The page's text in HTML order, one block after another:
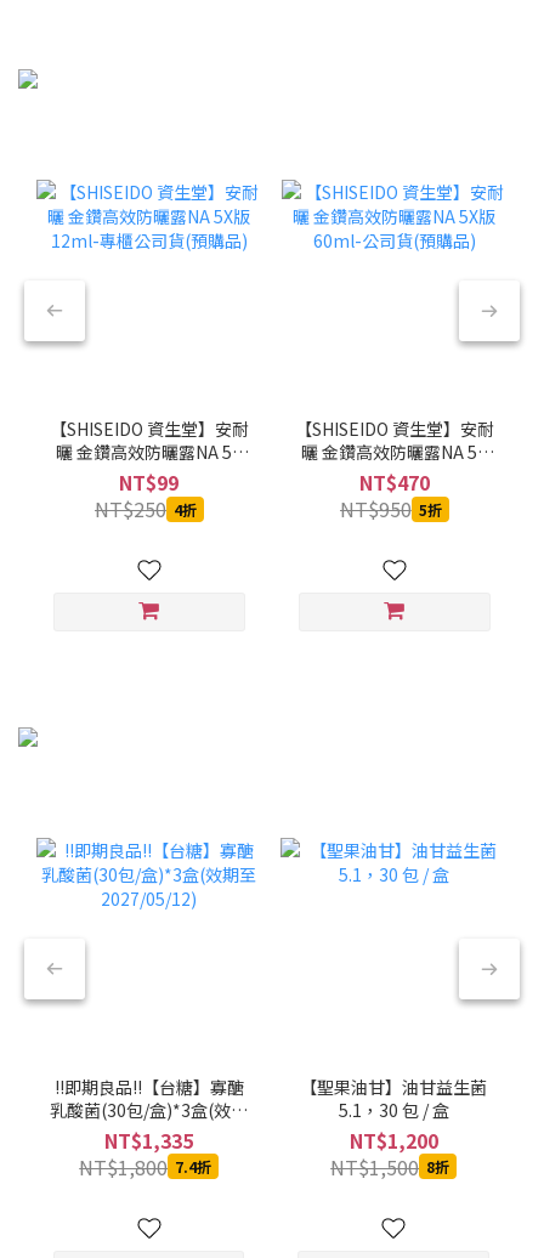
【SHISEIDO 資生堂】安耐
曬 金鑽高效防曬露NA 5X
版 12ml-專櫃公司貨(預購
品)
NT$99
NT$250 4折
【SHISEIDO 資生堂】安耐
曬 金鑽高效防曬露NA 5X
版 60ml-公司貨(預購品)
NT$470
NT$950 5折
!!即期良品!!【台糖】寡醣
乳酸菌(30包/盒)*3盒(效期
至2027/05/12)
NT$1,335
NT$1,800 7.4折
【聖果油甘】油甘益生菌
5.1，30 包 / 盒
NT$1,200
NT$1,500 8折